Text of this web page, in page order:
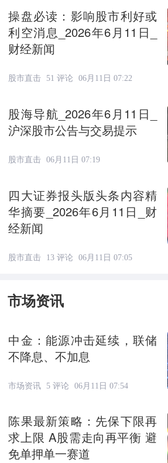
操盘必读：影响股市利好或
利空消息_2026年6月11日_
财经新闻
股市直击 51 评论 06月11日 07:22
股海导航_2026年6月11日_
沪深股市公告与交易提示
股市直击 06月11日 07:19
四大证券报头版头条内容精
华摘要_2026年6月11日_财
经新闻
股市直击 13 评论 06月11日 07:05
市场资讯
中金：能源冲击延续，联储
不降息、不加息
市场资讯 5 评论 06月11日 07:54
陈果最新策略：先保下限再
求上限 A股需走向再平衡 避
免单押单一赛道